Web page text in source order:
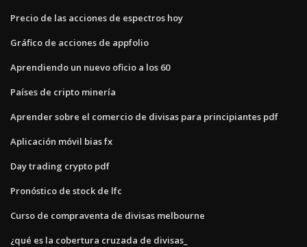
Precio de las acciones de espectros hoy
Gráfico de acciones de appfolio
Aprendiendo un nuevo oficio a los 60
Países de cripto minería
Aprender sobre el comercio de divisas para principiantes pdf
Aplicación móvil bias fx
Day trading crypto pdf
Pronóstico de stock de lfc
Curso de compraventa de divisas melbourne
¿qué es la cobertura cruzada de divisas_